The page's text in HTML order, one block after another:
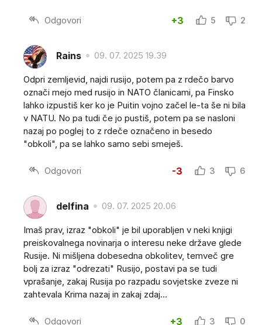
Odgovori +3 5 2
Rains 09. 07. 2025 19.39
Odpri zemljevid, najdi rusijo, potem pa z rdečo barvo
označi mejo med rusijo in NATO članicami, pa Finsko
lahko izpustiš ker ko je Puitin vojno začel le-ta še ni bila
v NATU. No pa tudi če jo pustiš, potem pa se nasloni
nazaj po poglej to z rdeče označeno in besedo
"obkoli", pa se lahko samo sebi smeješ.
Odgovori -3 3 6
delfina 09. 07. 2025 20.06
Imaš prav, izraz "obkoli" je bil uporabljen v neki knjigi
preiskovalnega novinarja o interesu neke države glede
Rusije. Ni mišljena dobesedna obkolitev, temveč gre
bolj za izraz "odrezati" Rusijo, postavi pa se tudi
vprašanje, zakaj Rusija po razpadu sovjetske zveze ni
zahtevala Krima nazaj in zakaj zdaj...
Odgovori +3 3 0